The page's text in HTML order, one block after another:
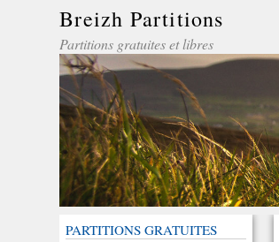
Breizh Partitions
Partitions gratuites et libres
PARTITIONS GRATUITES